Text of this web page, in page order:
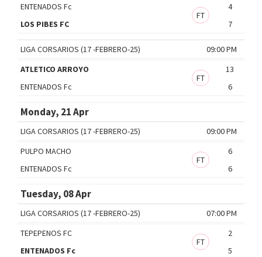
ENTENADOS Fc
4
FT
LOS PIBES FC
7
09:00 PM
LIGA CORSARIOS (17 -FEBRERO-25)
ATLETICO ARROYO
13
FT
ENTENADOS Fc
6
Monday, 21 Apr
09:00 PM
LIGA CORSARIOS (17 -FEBRERO-25)
PULPO MACHO
6
FT
ENTENADOS Fc
6
Tuesday, 08 Apr
07:00 PM
LIGA CORSARIOS (17 -FEBRERO-25)
TEPEPENOS FC
2
FT
ENTENADOS Fc
5